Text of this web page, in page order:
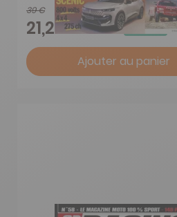
39 €
21,25 € -46%
Ajouter au panier